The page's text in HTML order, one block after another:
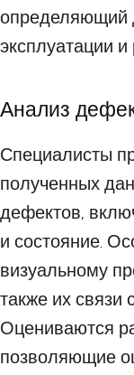
определяющий
эксплуатации и
Анализ
Специалисты
полученных
дефектов,
и состояние.
визуальному
также их связи
Оцениваются
позволяющие